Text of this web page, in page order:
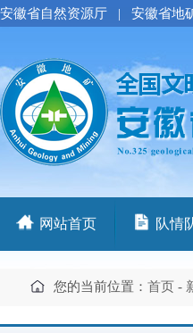
安徽省自然资源厅 | 安徽省地
网站首页 队情
您的当前位置： 首页 -